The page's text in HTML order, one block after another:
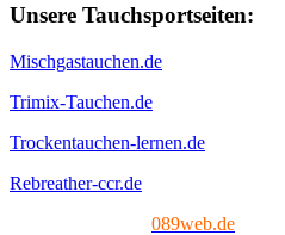
Unsere Tauchsportseiten:
Mischgastauchen.de
Trimix-Tauchen.de
Trockentauchen-lernen.de
Rebreather-ccr.de
089web.de